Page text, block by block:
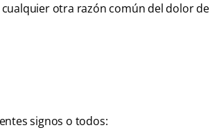
otra razón común del dolor de
signos o todos: